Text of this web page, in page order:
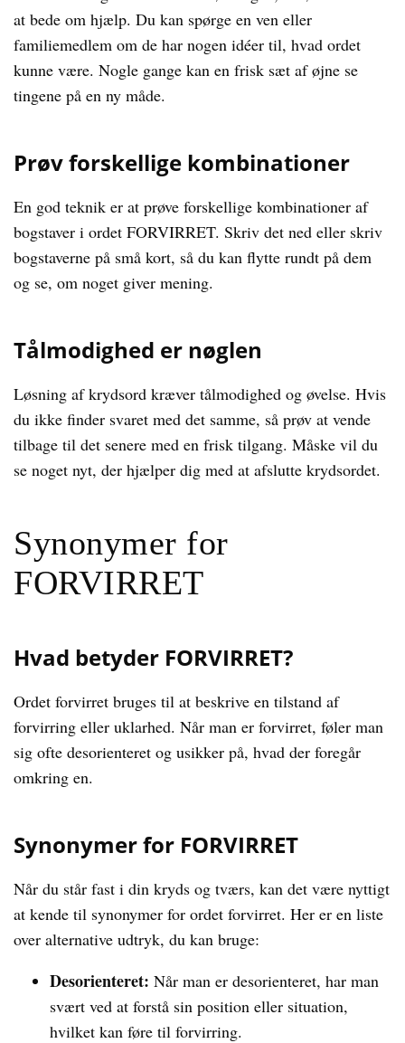
at bede om hjælp. Du kan spørge en ven eller
familiemedlem om de har nogen idéer til, hvad ordet
kunne være. Nogle gange kan en frisk sæt af øjne se
tingene på en ny måde.
Prøv forskellige kombinationer
En god teknik er at prøve forskellige kombinationer af
bogstaver i ordet FORVIRRET. Skriv det ned eller skriv
bogstaverne på små kort, så du kan flytte rundt på dem
og se, om noget giver mening.
Tålmodighed er nøglen
Løsning af krydsord kræver tålmodighed og øvelse. Hvis
du ikke finder svaret med det samme, så prøv at vende
tilbage til det senere med en frisk tilgang. Måske vil du
se noget nyt, der hjælper dig med at afslutte krydsordet.
Synonymer for
FORVIRRET
Hvad betyder FORVIRRET?
Ordet forvirret bruges til at beskrive en tilstand af
forvirring eller uklarhed. Når man er forvirret, føler man
sig ofte desorienteret og usikker på, hvad der foregår
omkring en.
Synonymer for FORVIRRET
Når du står fast i din kryds og tværs, kan det være nyttigt
at kende til synonymer for ordet forvirret. Her er en liste
over alternative udtryk, du kan bruge:
Desorienteret: Når man er desorienteret, har man
svært ved at forstå sin position eller situation,
hvilket kan føre til forvirring.